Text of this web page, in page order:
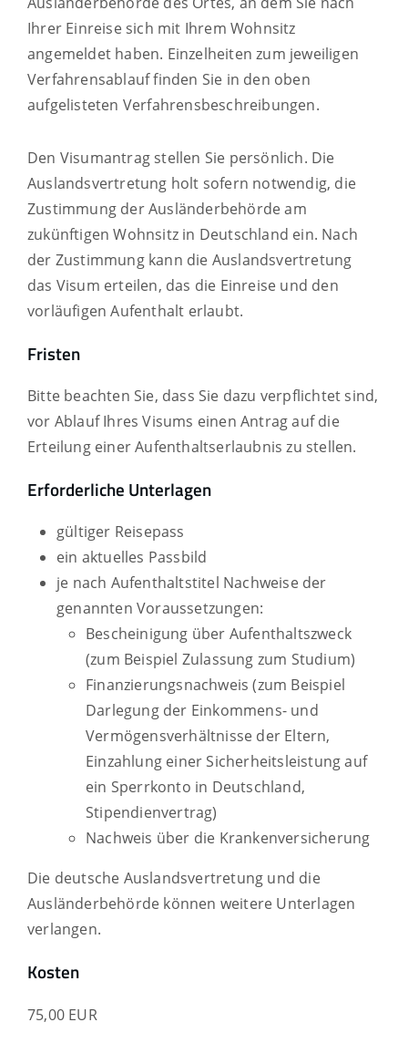
Ihrer Einreise sich mit Ihrem Wohnsitz
angemeldet haben. Einzelheiten zum jeweiligen
Verfahrensablauf finden Sie in den oben
aufgelisteten Verfahrensbeschreibungen.
Den Visumantrag stellen Sie persönlich. Die
Auslandsvertretung holt sofern notwendig, die
Zustimmung der Ausländerbehörde am
zukünftigen Wohnsitz in Deutschland ein. Nach
der Zustimmung kann die Auslandsvertretung
das Visum erteilen, das die Einreise und den
vorläufigen Aufenthalt erlaubt.
Fristen
Bitte beachten Sie, dass Sie dazu verpflichtet sind,
vor Ablauf Ihres Visums einen Antrag auf die
Erteilung einer Aufenthaltserlaubnis zu stellen.
Erforderliche Unterlagen
gültiger Reisepass
ein aktuelles Passbild
je nach Aufenthaltstitel Nachweise der
genannten Voraussetzungen:
Bescheinigung über Aufenthaltszweck
(zum Beispiel Zulassung zum Studium)
Finanzierungsnachweis (zum Beispiel
Darlegung der Einkommens- und
Vermögensverhältnisse der Eltern,
Einzahlung einer Sicherheitsleistung auf
ein Sperrkonto in Deutschland,
Stipendienvertrag)
Nachweis über die Krankenversicherung
Die deutsche Auslandsvertretung und die
Ausländerbehörde können weitere Unterlagen
verlangen.
Kosten
75,00 EUR